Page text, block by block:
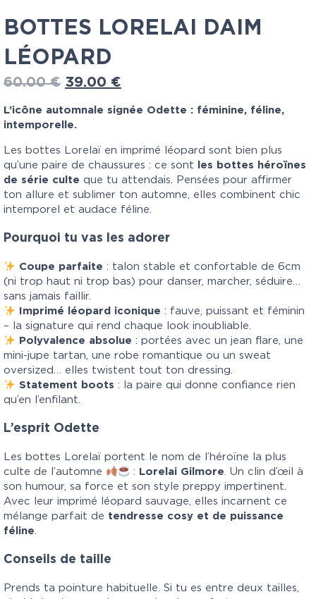
BOTTES LORELAI DAIM
LÉOPARD
60.00€ 39.00 €
L’icône automnale signée Odette : féminine, féline,
intemporelle.
Les bottes Lorelaï en imprimé léopard sont bien plus
qu’une paire de chaussures : ce sont
les bottes héroïnes
de série culte que tu attendais. Pensées pour affirmer
ton allure et sublimer ton automne, elles combinent chic
intemporel et audace féline.
Pourquoi tu vas les adorer
Coupe parfaite : talon stable et confortable de 6cm
(ni trop haut ni trop bas) pour danser, marcher, séduire…
sans jamais faillir.
Imprimé léopard iconique : fauve, puissant et féminin
– la signature qui rend chaque look inoubliable.
Polyvalence absolue : portées avec un jean flare, une
mini-jupe tartan, une robe romantique ou un sweat
oversized… elles twistent tout ton dressing.
Statement boots : la paire qui donne confiance rien
qu’en l’enfilant.
L’esprit Odette
Les bottes Lorelaï portent le nom de l’héroïne la plus
culte de l’automne
: Lorelai Gilmore. Un clin d’œil à
son humour, sa force et son style preppy impertinent.
Avec leur imprimé léopard sauvage, elles incarnent ce
mélange parfait de tendresse cosy et de puissance
féline.
Conseils de taille
Prends ta pointure habituelle. Si tu es entre deux tailles,